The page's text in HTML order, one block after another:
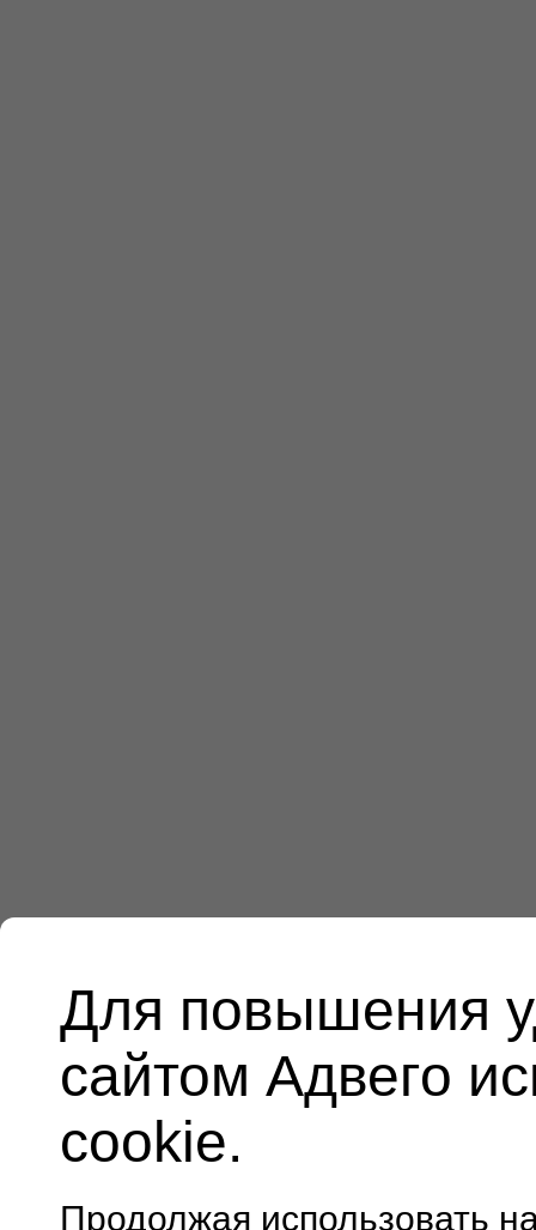
Для повышения
сайтом Адвего
cookie.
Продолжая использовать